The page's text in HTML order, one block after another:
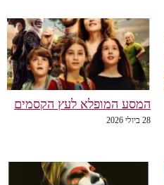
המסע המופלא לעץ הקסמים